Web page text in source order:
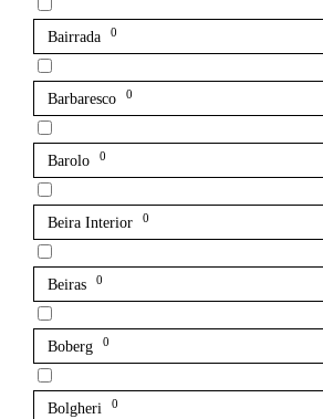
Bairrada 0
Barbaresco 0
Barolo 0
Beira Interior 0
Beiras 0
Boberg 0
Bolgheri 0